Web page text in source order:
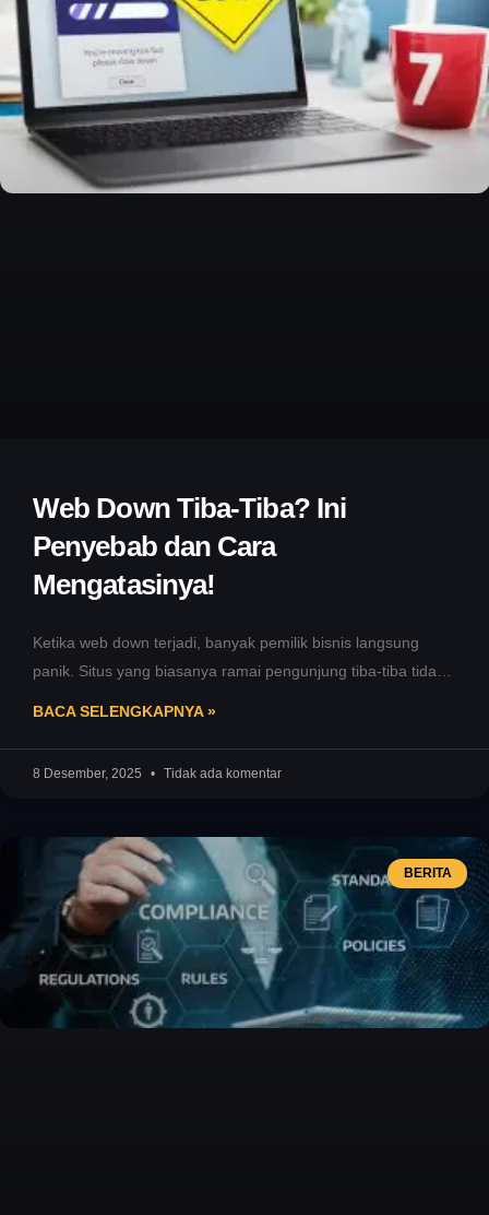
Web Down Tiba-Tiba? Ini
Penyebab dan Cara
Mengatasinya!
Ketika web down terjadi, banyak pemilik bisnis langsung
panik. Situs yang biasanya ramai pengunjung tiba-tiba tidak
BACA SELENGKAPNYA »
8 Desember, 2025 Tidak ada komentar
BERITA